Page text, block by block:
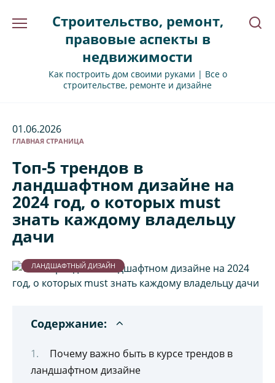
Строительство, ремонт,
правовые аспекты в
недвижимости
Как построить дом своими руками | Все о
строительстве, ремонте и дизайне
01.06.2026
ГЛАВНАЯ СТРАНИЦА
Топ-5 трендов в
ландшафтном дизайне на
2024 год, о которых must
знать каждому владельцу
дачи
ЛАНДШАФТНЫЙ ДИЗАЙН
Содержание:
Почему важно быть в курсе трендов в
ландшафтном дизайне